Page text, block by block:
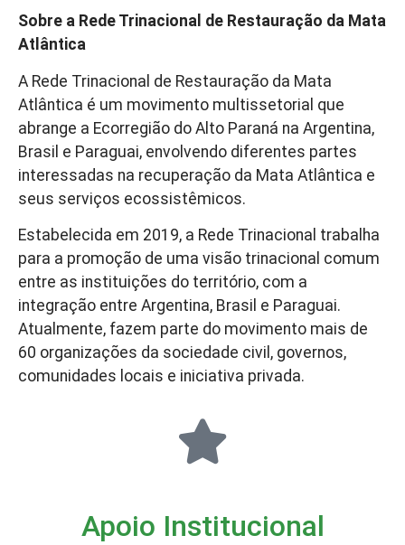
Sobre a Rede Trinacional de Restauração da Mata
Atlântica
A Rede Trinacional de Restauração da Mata
Atlântica é um movimento multissetorial que
abrange a Ecorregião do Alto Paraná na Argentina,
Brasil e Paraguai, envolvendo diferentes partes
interessadas na recuperação da Mata Atlântica e
seus serviços ecossistêmicos.
Estabelecida em 2019, a Rede Trinacional trabalha
para a promoção de uma visão trinacional comum
entre as instituições do território, com a
integração entre Argentina, Brasil e Paraguai.
Atualmente, fazem parte do movimento mais de
60 organizações da sociedade civil, governos,
comunidades locais e iniciativa privada.
Apoio Institucional